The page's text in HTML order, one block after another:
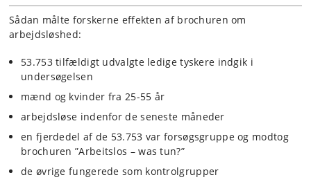
Sådan målte forskerne effekten af brochuren om
arbejdsløshed:
53.753 tilfældigt udvalgte ledige tyskere indgik i
undersøgelsen
mænd og kvinder fra 25-55 år
arbejdsløse indenfor de seneste måneder
en fjerdedel af de 53.753 var forsøgsgruppe og modtog
brochuren ”Arbeitslos – was tun?”
de øvrige fungerede som kontrolgrupper